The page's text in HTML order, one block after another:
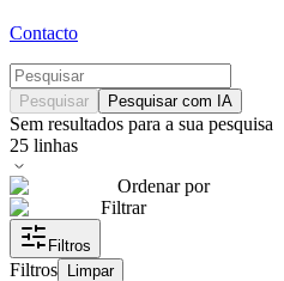
Contacto
Pesquisar Pesquisar com IA
Sem resultados para a sua pesquisa
25 linhas
Ordenar por
Filtrar
Filtros
Filtros Limpar